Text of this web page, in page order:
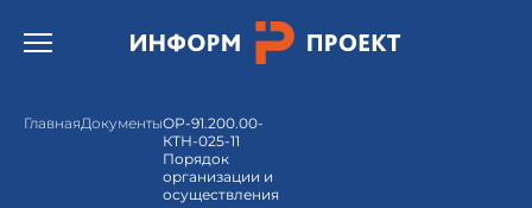
Открыть бургер меню.
ГлавнаяДокументыОР-91.200.00-
КТН-025-11
Порядок
организации и
осуществления